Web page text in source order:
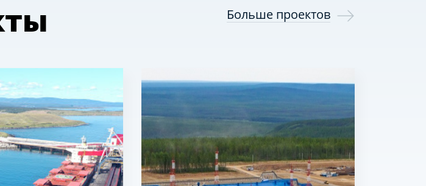
Больше проектов